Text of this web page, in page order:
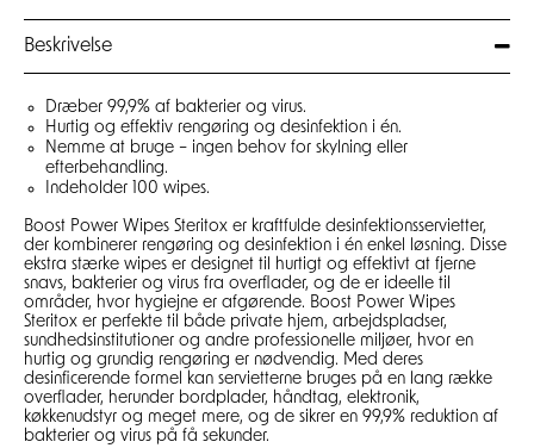
Beskrivelse
Dræber 99,9% af bakterier og virus.
Hurtig og effektiv rengøring og desinfektion i én.
Nemme at bruge – ingen behov for skylning eller
efterbehandling.
Indeholder 100 wipes.
Boost Power Wipes Steritox er kraftfulde desinfektionsservietter,
der kombinerer rengøring og desinfektion i én enkel løsning. Disse
ekstra stærke wipes er designet til hurtigt og effektivt at fjerne
snavs, bakterier og virus fra overflader, og de er ideelle til
områder, hvor hygiejne er afgørende. Boost Power Wipes
Steritox er perfekte til både private hjem, arbejdspladser,
sundhedsinstitutioner og andre professionelle miljøer, hvor en
hurtig og grundig rengøring er nødvendig. Med deres
desinficerende formel kan servietterne bruges på en lang række
overflader, herunder bordplader, håndtag, elektronik,
køkkenudstyr og meget mere, og de sikrer en 99,9% reduktion af
bakterier og virus på få sekunder.